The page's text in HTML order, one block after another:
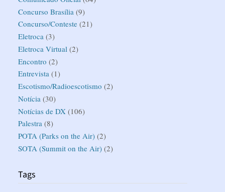
Concurso Brasília (9)
Concurso/Conteste (21)
Eletroca (3)
Eletroca Virtual (2)
Encontro (2)
Entrevista (1)
Escotismo/Radioescotismo (2)
Notícia (30)
Notícias de DX (106)
Palestra (8)
POTA (Parks on the Air) (2)
SOTA (Summit on the Air) (2)
Tags